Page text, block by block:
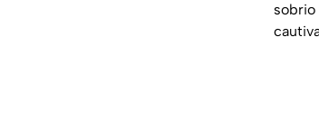
sobrio